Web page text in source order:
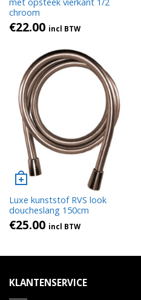
chroom
€22.00 incl BTW
Luxe kunststof RVS look
doucheslang 150cm
€25.00 incl BTW
KLANTENSERVICE